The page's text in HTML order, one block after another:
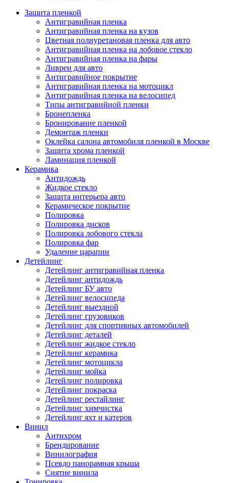
Защита пленкой
Антигравийная пленка
Антигравийная пленка на кузов
Цветная полиуретановая пленка для авто
Антигравийная пленка на лобовое стекло
Антигравийная пленка на фары
Ливреи для авто
Антигравийное покрытие
Антигравийная пленка на мотоцикл
Антигравийная пленка на велосипед
Типы антигравийной пленки
Бронепленка
Бронирование пленкой
Демонтаж пленки
Оклейка салона автомобиля пленкой в Москве
Защита хрома пленкой
Ламинация пленкой
Керамика
Антидождь
Жидкое стекло
Защита интерьера авто
Керамическое покрытие
Полировка
Полировка дисков
Полировка лобового стекла
Полировка фар
Удаление царапин
Детейлинг
Детейлинг антигравийная пленка
Детейлинг антидождь
Детейлинг БУ авто
Детейлинг велосипеда
Детейлинг выездной
Детейлинг грузовиков
Детейлинг для спортивных автомобилей
Детейлинг деталей
Детейлинг жидкое стекло
Детейлинг керамика
Детейлинг мотоцикла
Детейлинг мойка
Детейлинг полировка
Детейлинг покраска
Детейлинг рестайлинг
Детейлинг химчистка
Детейлинг яхт и катеров
Винил
Антихром
Брендирование
Винилография
Псевдо панорамная крыша
Снятие винила